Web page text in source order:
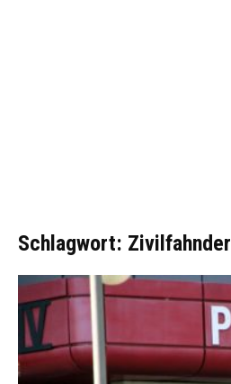
Schlagwort: Zivilfahnder